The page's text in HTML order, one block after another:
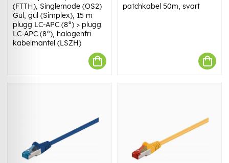
(FTTH), Singlemode (OS2)
Gul, gul (Simplex), 15 m
plugg LC-APC (8°) > plugg
LC-APC (8°), halogenfri
kabelmantel (LSZH)
patchkabel 50m, svart